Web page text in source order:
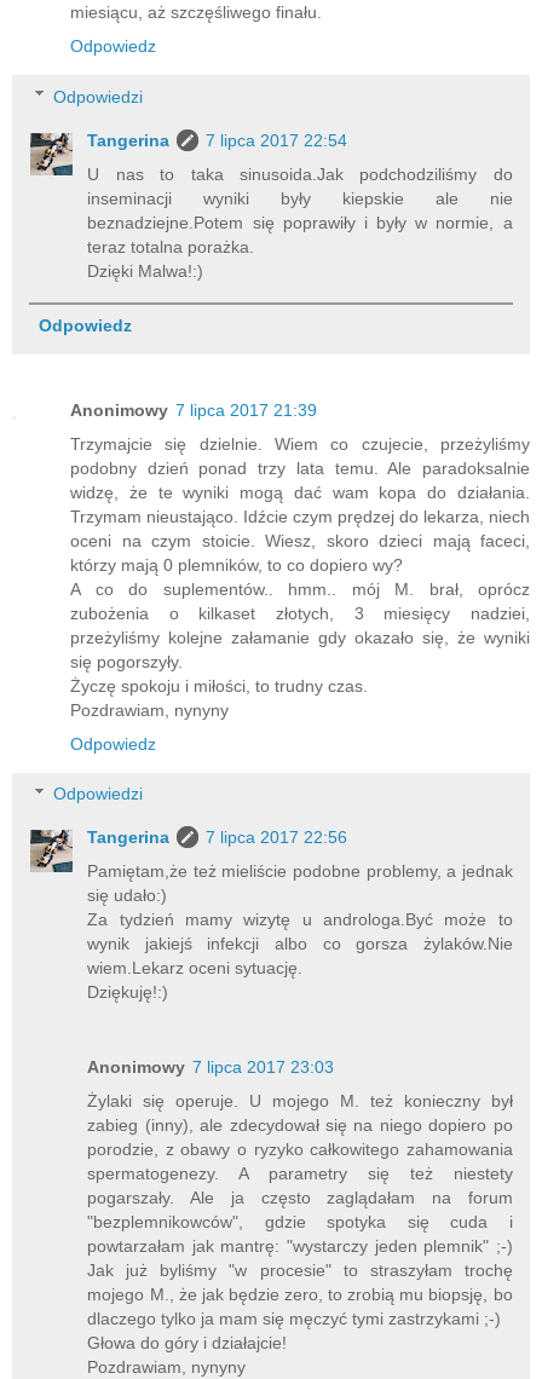
miesiącu, aż szczęśliwego finału.
Odpowiedz
Odpowiedzi
Tangerina
7 lipca 2017 22:54
U nas to taka sinusoida.Jak podchodziliśmy do
inseminacji wyniki były kiepskie ale nie
beznadziejne.Potem się poprawiły i były w normie, a
teraz totalna porażka.
Dzięki Malwa!:)
Odpowiedz
Anonimowy 7 lipca 2017 21:39
Trzymajcie się dzielnie. Wiem co czujecie, przeżyliśmy
podobny dzień ponad trzy lata temu. Ale paradoksalnie
widzę, że te wyniki mogą dać wam kopa do działania.
Trzymam nieustająco. Idźcie czym prędzej do lekarza, niech
oceni na czym stoicie. Wiesz, skoro dzieci mają faceci,
którzy mają 0 plemników, to co dopiero wy?
A co do suplementów.. hmm.. mój M. brał, oprócz
zubożenia o kilkaset złotych, 3 miesięcy nadziei,
przeżyliśmy kolejne załamanie gdy okazało się, że wyniki
się pogorszyły.
Życzę spokoju i miłości, to trudny czas.
Pozdrawiam, nynyny
Odpowiedz
Odpowiedzi
Tangerina
7 lipca 2017 22:56
Pamiętam,że też mieliście podobne problemy, a jednak
się udało:)
Za tydzień mamy wizytę u androloga.Być może to
wynik jakiejś infekcji albo co gorsza żylaków.Nie
wiem.Lekarz oceni sytuację.
Dziękuję!:)
Anonimowy 7 lipca 2017 23:03
Żylaki się operuje. U mojego M. też konieczny był
zabieg (inny), ale zdecydował się na niego dopiero po
porodzie, z obawy o ryzyko całkowitego zahamowania
spermatogenezy. A parametry się też niestety
pogarszały. Ale ja często zaglądałam na forum
"bezplemnikowców", gdzie spotyka się cuda i
powtarzałam jak mantrę: "wystarczy jeden plemnik" ;-)
Jak już byliśmy "w procesie" to straszyłam trochę
mojego M., że jak będzie zero, to zrobią mu biopsję, bo
dlaczego tylko ja mam się męczyć tymi zastrzykami ;-)
Głowa do góry i działajcie!
Pozdrawiam, nynyny